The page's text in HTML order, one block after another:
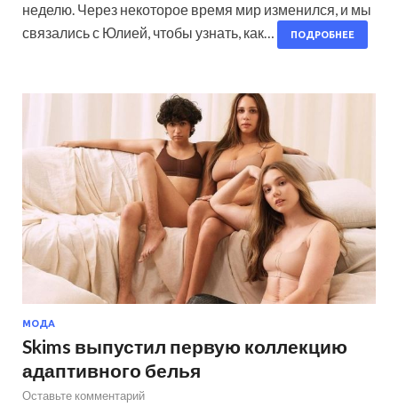
неделю. Через некоторое время мир изменился, и мы
связались с Юлией, чтобы узнать, как…
ПОДРОБНЕЕ
МОДА
Skims выпустил первую коллекцию
адаптивного белья
Оставьте комментарий